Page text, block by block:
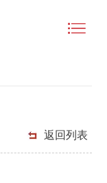
返回列表